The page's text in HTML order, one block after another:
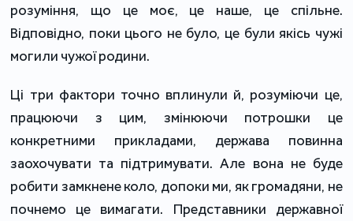
розуміння, що це моє, це наше, це спільне.
Відповідно, поки цього не було, це були якісь чужі
могили чужої родини.
Ці три фактори точно вплинули й, розуміючи це,
працюючи з цим, змінюючи потрошки це
конкретними прикладами, держава повинна
заохочувати та підтримувати. Але вона не буде
робити замкнене коло, допоки ми, як громадяни, не
почнемо це вимагати. Представники державної